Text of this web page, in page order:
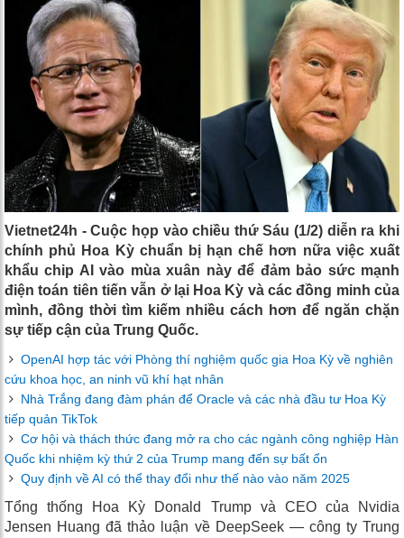
Vietnet24h - Cuộc họp vào chiều thứ Sáu (1/2) diễn ra khi
chính phủ Hoa Kỳ chuẩn bị hạn chế hơn nữa việc xuất
khẩu chip AI vào mùa xuân này để đảm bảo sức mạnh
điện toán tiên tiến vẫn ở lại Hoa Kỳ và các đồng minh của
mình, đồng thời tìm kiếm nhiều cách hơn để ngăn chặn
sự tiếp cận của Trung Quốc.
OpenAI hợp tác với Phòng thí nghiệm quốc gia Hoa Kỳ về nghiên
cứu khoa học, an ninh vũ khí hạt nhân
Nhà Trắng đang đàm phán để Oracle và các nhà đầu tư Hoa Kỳ
tiếp quản TikTok
Cơ hội và thách thức đang mở ra cho các ngành công nghiệp Hàn
Quốc khi nhiệm kỳ thứ 2 của Trump mang đến sự bất ổn
Quy định về AI có thể thay đổi như thế nào vào năm 2025
Tổng thống Hoa Kỳ Donald Trump và CEO của Nvidia
Jensen Huang đã thảo luận về DeepSeek — công ty Trung